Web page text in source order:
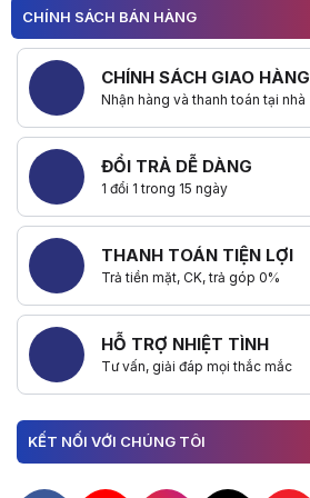
CHÍNH SÁCH BÁN HÀNG
CHÍNH SÁCH GIAO HÀNG
Nhận hàng và thanh toán tại nhà
ĐỔI TRẢ DỄ DÀNG
1 đổi 1 trong 15 ngày
THANH TOÁN TIỆN LỢI
Trả tiền mặt, CK, trả góp 0%
HỖ TRỢ NHIỆT TÌNH
Tư vấn, giải đáp mọi thắc mắc
KẾT NỐI VỚI CHÚNG TÔI